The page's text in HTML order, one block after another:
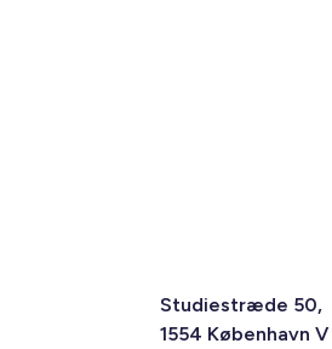
Studiestræde 50,
1554 København V